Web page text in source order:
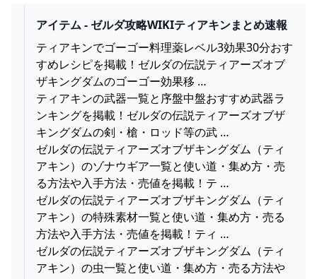
アイテム - ゼルダ攻略WIKIティアキンまとめ速報
ティアキンでゴーゴー料理薬レベル3効果30分おす
すめレシピを掲載！ゼルダの伝説ティアーズオブ
ザキングダムのゴーゴー効果移 …
ティアキンの武器一覧と序盤中盤おすすめ武器ラ
ンキングを掲載！ゼルダの伝説ティアーズオブザ
キングダムの剣・槍・ロッド等の武 …
ゼルダの伝説ティアーズオブザキングダム（ティ
アキン）のゾナウギア一覧と使い道・集め方・売
る方法や入手方法・売値を掲載！テ …
ゼルダの伝説ティアーズオブザキングダム（ティ
アキン）の特殊素材一覧と使い道・集め方・売る
方法や入手方法・売値を掲載！ティ …
ゼルダの伝説ティアーズオブザキングダム（ティ
アキン）の虫一覧と使い道・集め方・売る方法や